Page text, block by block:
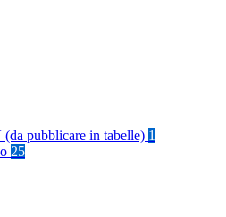
pubblicare in tabelle) 1
25